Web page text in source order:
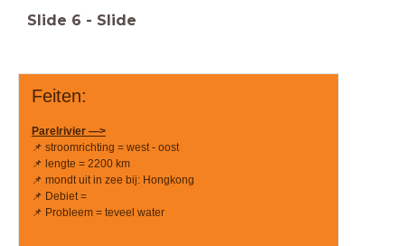
Slide 6 - Slide
Feiten:
Parelrivier —>
📌 stroomrichting = west - oost
📌 lengte = 2200 km
📌 mondt uit in zee bij: Hongkong
📌 Debiet =
📌 Probleem = teveel water